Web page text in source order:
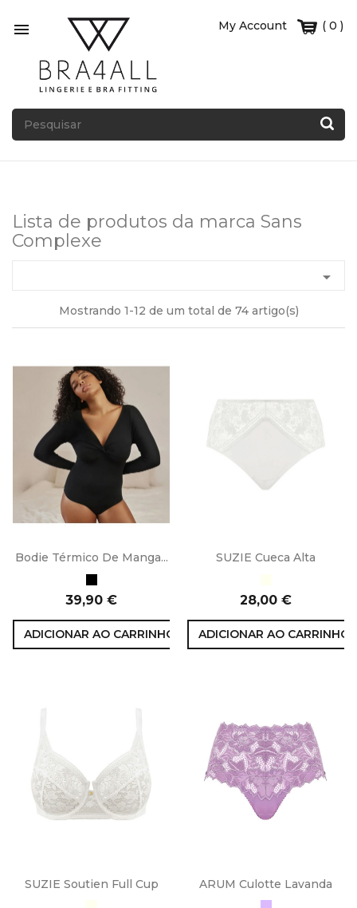
 ( 0 )
My Account
Lista de produtos da marca Sans
Complexe

Mostrando 1-12 de um total de 74 artigo(s)
Bodie Térmico De Manga...
Preço
39,90 €
ADICIONAR AO CARRINHO
SUZIE Cueca Alta
Preço
28,00 €
ADICIONAR AO CARRINHO
SUZIE Soutien Full Cup
ARUM Culotte Lavanda